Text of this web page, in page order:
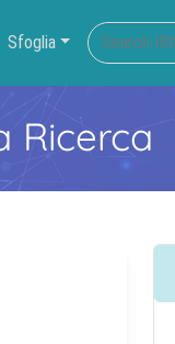
Sfoglia
Ricerca